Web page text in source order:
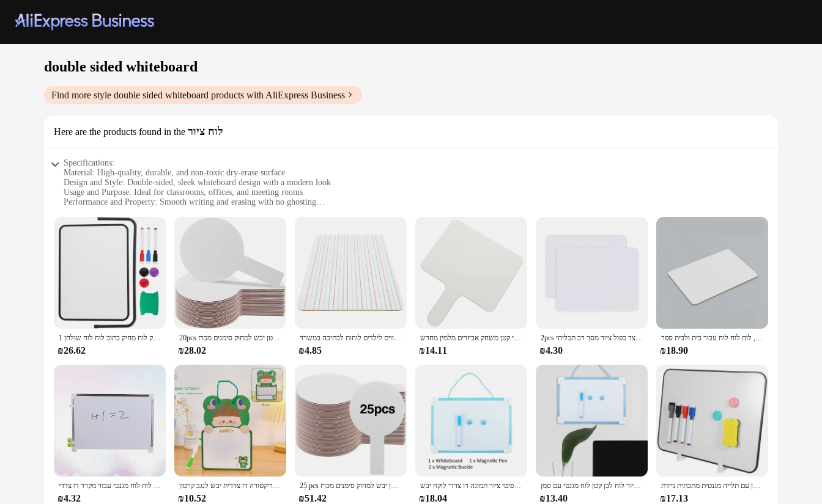
double sided whiteboard
Find more style double sided whiteboard products with AliExpress Business
Here are the products found in the לוח ציור
Specifications:
Material: High-quality, durable, and non-toxic dry-erase surface
Design and Style: Double-sided, sleek whiteboard design with a modern look
Usage and Purpose: Ideal for classrooms, offices, and meeting rooms
Performance and Property: Smooth writing and erasing with no ghosting
Shape or Size or Weight or Quantity: Available in various sizes to suit different spaces
|Double Sided Whiteboard|Vendors|
**Versatile and Functional**
The double-sided whiteboard is a versatile tool that caters to a wide range of scenarios, from educational settings to professional environments. Its sleek design and modern aesthetic make it an
attractive addition to any room, while its functionality is unmatched. Whether you're a teacher engaging students in interactive lessons or a business professional leading a brainstorming session, this
whiteboard is designed to enhance collaboration and productivity.
**Ease of Use and Maintenance**
The ease of use and maintenance of this whiteboard are paramount. The smooth surface ensures that writing and erasing are effortless, and the inclusion of a set of markers and an eraser means you
have everything you need to get started right away. The non-toxic material ensures a safe learning and working environment, making it an ideal choice for schools, offices, and homes. Plus, the
absence of ghosting means that your ideas are always clear and visible, even after multiple uses.
**Optimized for Different Spaces**
Recognizing the diverse needs of our customers, this double-sided whiteboard is available in various sizes to fit any space. Whether you're looking for a compact option for a small classroom or a
larger size for a conference room, we have you covered. As a wholesale vendor, we understand the importance of quality and affordability, which is why we offer our whiteboards at competitive
prices. Our commitment to excellence extends to our customer service, ensuring that you have a reliable partner for all your whiteboard needs.
1 להגדיר דו צדדי דו צדדי יבש למחוק לוח מחיק כתוב לוח לוח שולחן
₪26.62
20pcs יבש למחוק תשובה משחות כף יד כפולה מיני לוחות לבן לוח לבן קטן יבש למחוק סימנים מכרז paddl
₪28.02
מחיקה יבשה פסק לבן-צדדי להעיף (גבול שחור) מגנטי קטן עם קווים לילדים לוחות לכתיבה במשרד
₪4.85
תשובה לוח שנה כף יד תלמיד ילדים לבנים דו-צדדי קטן משחק אביזרים מלמין מחדש
₪14.11
2pcs הפיך מיני לוח לבן להגדיר נייד קל לניקוי הודעה בצד כפול ציור מסך רב תכליתי
₪4.30
לוח דו צדדי מיני לילדים, לוח הוראה נייד עם מעמד, לוח לוח לוח עבור בית ולבית ספר
₪18.90
ילדים ביתיים יבש למחוק לוח לוח מגנטי עבור מקרר דו צדדי
₪4.32
עם עט קריקטורה ילדים לוח קרטון דו צדדי קריקטורה דו צדדית יבש לנגב קרטון
₪10.52
25 pcs יבש למחוק תשובה משחות כף יד כפול צדדית מיני לוחות לבנים מיני לוח לבן קטן יבש למחוק סימנים מכרז paddl
₪51.42
לוח לבן כתיבה מגנטים ציור במשרד גרפיטי ציור תמונה דו צדדי לוקח יבש
₪18.04
יבש למחוק לוח כתיבה לוח שימושי מחדש כפול מזכר ילדים ציור לוח לבן קטן לוח מגנטי עם סמן
₪13.40
לוח כתיבה דו צדדי ניתן לכתיבה לילדים לבן עם תלייה מגנטית מתכתית ניידת
₪17.13